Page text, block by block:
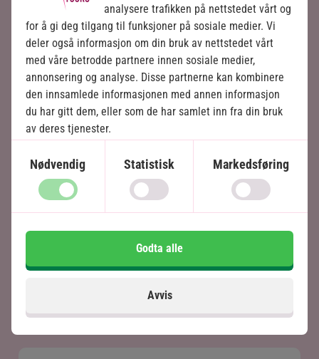
analysere trafikken på nettstedet vårt og
for å gi deg tilgang til funksjoner på sosiale medier. Vi
deler også informasjon om din bruk av nettstedet vårt
med våre betrodde partnere innen sosiale medier,
annonsering og analyse. Disse partnerne kan kombinere
den innsamlede informasjonen med annen informasjon
du har gitt dem, eller som de har samlet inn fra din bruk
av deres tjenester.
Nødvendig Statistisk Markedsføring
Avvis
Godta alle